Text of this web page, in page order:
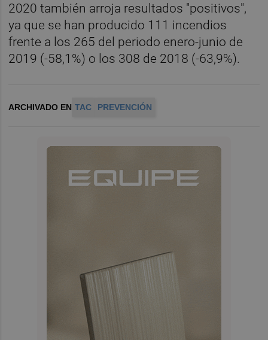
2020 también arroja resultados "positivos",
ya que se han producido 111 incendios
frente a los 265 del periodo enero-junio de
2019 (-58,1%) o los 308 de 2018 (-63,9%).
ARCHIVADO EN TAC PREVENCIÓN